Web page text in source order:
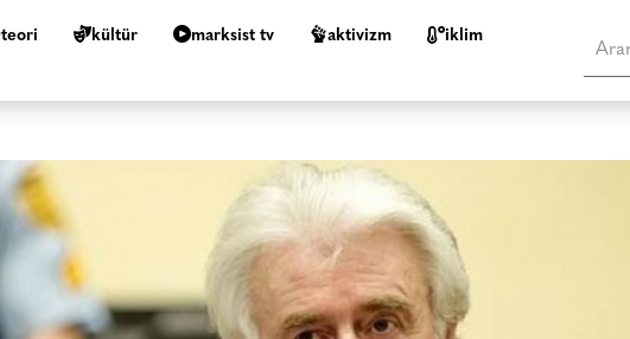
teori kültür marksist tv aktivizm i̇klim